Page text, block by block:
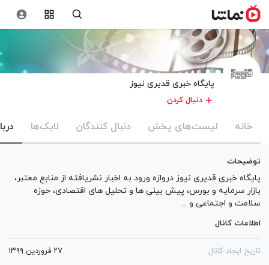
پایگاه خبری قدیری نیوز
دنبال کردن
خانه لیست‌های پخش دنبال کنندگان لایک‌ها
توضیحات
پایگاه خبری قدیری نیوز دروازه ورود به اخبار نشریافته از منابع معتبر،
بازار سرمایه و بورس، پیش بینی ها و تحلیل های اقتصادی، حوزه
سلامت و اجتماعی و ...
اطلاعات کانال
تاریخ ایجاد کانال ۲۷ فروردین ۱۳۹۹